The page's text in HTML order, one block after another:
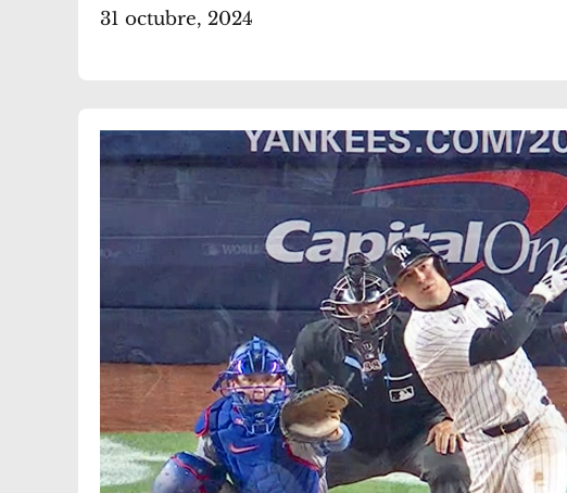
31 octubre, 2024